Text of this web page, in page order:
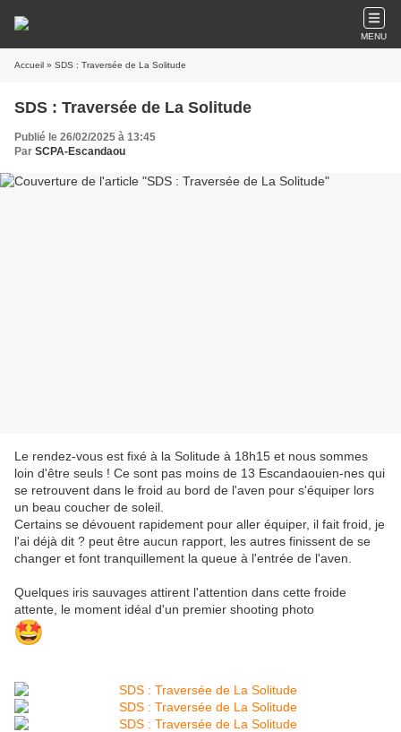
MENU
Accueil » SDS : Traversée de La Solitude
SDS : Traversée de La Solitude
Publié le 26/02/2025 à 13:45
Par SCPA-Escandaou
Le rendez-vous est fixé à la Solitude à 18h15 et nous sommes
loin d'être seuls ! Ce sont pas moins de 13 Escandaouien-nes qui
se retrouvent dans le froid au bord de l'aven pour s'équiper lors
un beau coucher de soleil.
Certains se dévouent rapidement pour aller équiper, il fait froid, je
l'ai déjà dit ? peut être aucun rapport, les autres finissent de se
changer et font tranquillement la queue à l'entrée de l'aven.
Quelques iris sauvages attirent l'attention dans cette froide
attente, le moment idéal d'un premier shooting photo